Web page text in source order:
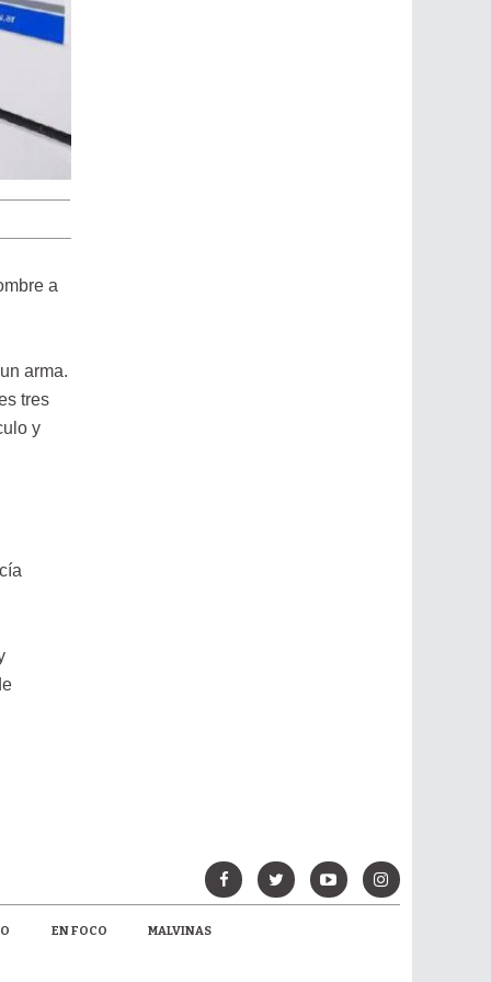
a
arma.
tres
y
EN FOCO
MALVINAS